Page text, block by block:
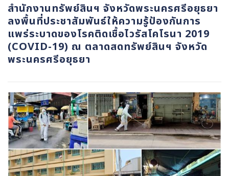
สำนักงานทรัพย์สินฯ จังหวัดพระนครศรีอยุธยา
ลงพื้นที่ประชาสัมพันธ์ให้ความรู้ป้องกันการ
แพร่ระบาดของโรคติดเชื้อไวรัสโคโรนา 2019
(COVID-19) ณ ตลาดสดทรัพย์สินฯ จังหวัด
พระนครศรีอยุธยา